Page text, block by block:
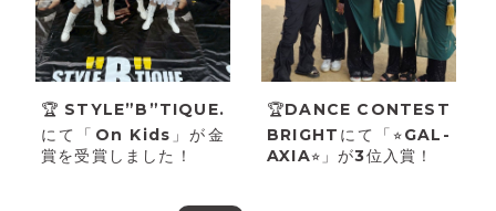
🏆STYLE”B”TIQUE.
にて「On Kids」が金
賞を受賞しました！
🏆DANCE CONTEST
BRIGHTにて「⭐︎GAL-
AXIA⭐︎」が3位入賞！